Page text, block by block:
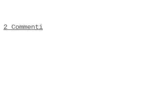
2 Commenti